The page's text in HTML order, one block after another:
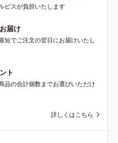
ビスが負担いたします
届け
短でご注文の翌日にお届けいたし
ト
品の合計個数までお選びいただけ
詳しくはこちら